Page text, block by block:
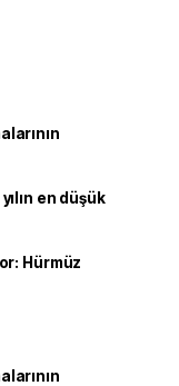
en düşük
Hürmüz